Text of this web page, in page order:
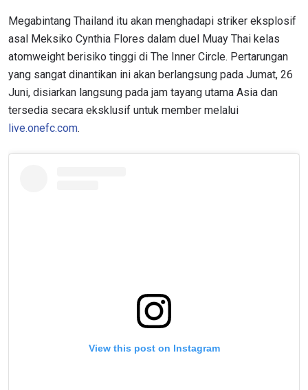
Megabintang Thailand itu akan menghadapi striker eksplosif
asal Meksiko Cynthia Flores dalam duel Muay Thai kelas
atomweight berisiko tinggi di The Inner Circle. Pertarungan
yang sangat dinantikan ini akan berlangsung pada Jumat, 26
Juni, disiarkan langsung pada jam tayang utama Asia dan
tersedia secara eksklusif untuk member melalui
live.onefc.com.
View this post on Instagram